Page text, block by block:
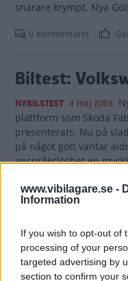
www.vibilagare.se -
Information
If you wish to opt-out of
processing of your
targeted advertising by
section to confirm your
snarare krympt. Nya
0 kommentarer
Biltest:
NYBILSTEST 4 maj 2003
plattform som Skoda
presenterats. Nu på
på något gott väntar
anspråkslöshet en
1 kommentarer
Biltest:
NYBILSTEST 7 maj 2002